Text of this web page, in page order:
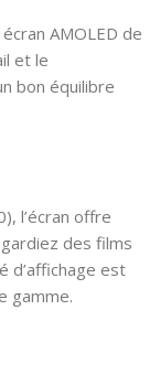
AMOLED de
et le
bon équilibre
l’écran offre
des films
d’affichage est
gamme.